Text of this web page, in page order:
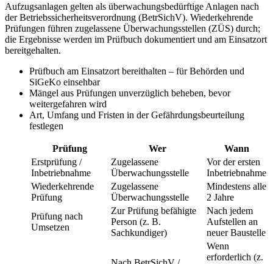
Aufzugsanlagen gelten als überwachungsbedürftige Anlagen nach
der Betriebssicherheitsverordnung (BetrSichV). Wiederkehrende
Prüfungen führen zugelassene Überwachungsstellen (ZÜS) durch;
die Ergebnisse werden im Prüfbuch dokumentiert und am Einsatzort
bereitgehalten.
Prüfbuch am Einsatzort bereithalten – für Behörden und
SiGeKo einsehbar
Mängel aus Prüfungen unverzüglich beheben, bevor
weitergefahren wird
Art, Umfang und Fristen in der Gefährdungsbeurteilung
festlegen
Prüfung Wer
Wann
Erstprüfung /
Inbetriebnahme
Zugelassene
Überwachungsstelle
Vor der ersten
Inbetriebnahme
Wiederkehrende
Prüfung
Zugelassene
Überwachungsstelle
Mindestens alle
2 Jahre
Prüfung nach
Umsetzen
Zur Prüfung befähigte
Person (z. B.
Sachkundiger)
Nach jedem
Aufstellen an
neuer Baustelle
Wenn
erforderlich (z.